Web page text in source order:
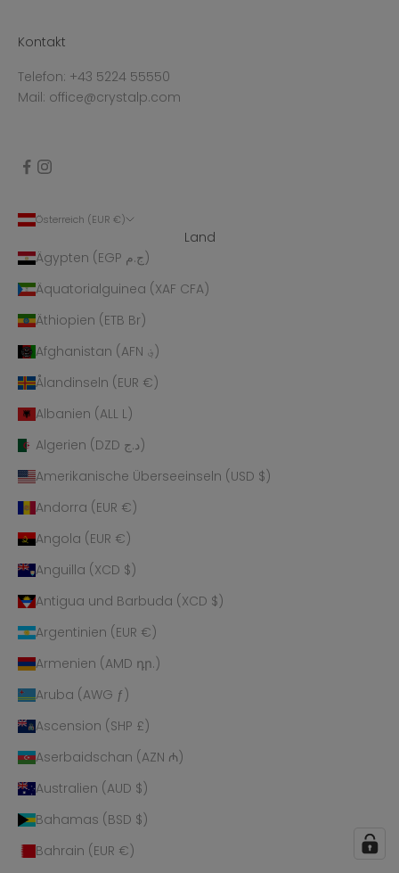
Kontakt
Telefon: +43 5224 55550
Mail: office@crystalp.com
Österreich (EUR €)
Land
Ägypten (EGP ج.م)
Äquatorialguinea (XAF CFA)
Äthiopien (ETB Br)
Afghanistan (AFN ؋)
Ålandinseln (EUR €)
Albanien (ALL L)
Algerien (DZD د.ج)
Amerikanische Überseeinseln (USD $)
Andorra (EUR €)
Angola (EUR €)
Anguilla (XCD $)
Antigua und Barbuda (XCD $)
Argentinien (EUR €)
Armenien (AMD դր.)
Aruba (AWG ƒ)
Ascension (SHP £)
Aserbaidschan (AZN ₼)
Australien (AUD $)
Bahamas (BSD $)
Bahrain (EUR €)